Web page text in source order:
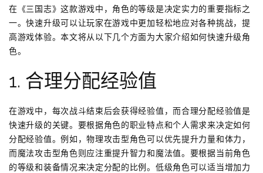
在《三国志》这款游戏中，角色的等级是决定实力的重要指标之
一。快速升级可以让玩家在游戏中更加轻松地应对各种挑战，提
高游戏体验。本文将从以下几个方面为大家介绍如何快速升级角
色。
1. 合理分配经验值
在游戏中，每次战斗结束后会获得经验值，而合理分配经验值是
快速升级的关键。要根据角色的职业特点和个人需求来决定如何
分配经验值。例如，物理攻击型角色可以优先提升力量和体力，
而魔法攻击型角色则应注重提升智力和魔法值。要根据当前角色
的等级和装备情况来决定分配的比例。低级角色可以适当增加力